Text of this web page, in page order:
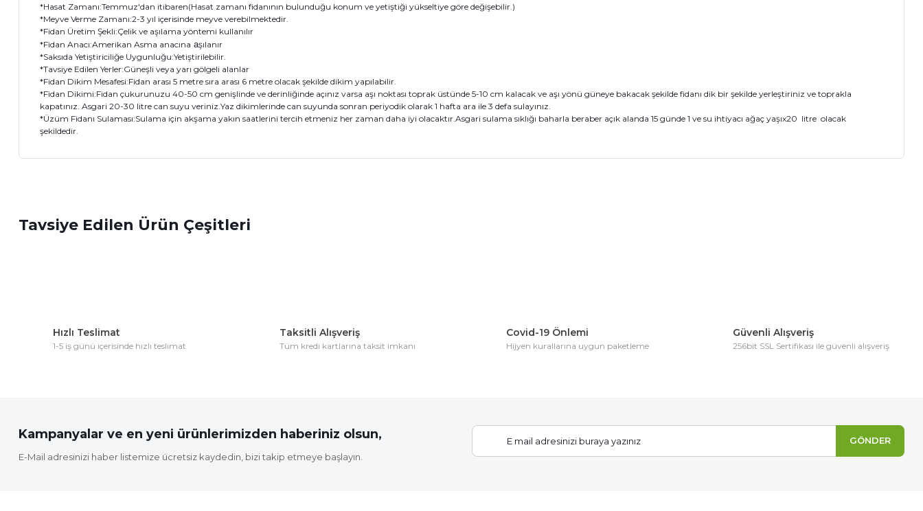
*Hasat Zamanı:Temmuz'dan itibaren(Hasat zamanı fidanının bulunduğu konum ve yetiştiği yükseltiye göre değişebilir.)
*Meyve Verme Zamanı:2-3 yıl içerisinde meyve verebilmektedir.
*Fidan Üretim Şekli:Çelik ve aşılama yöntemi kullanılır
*Fidan Anacı:Amerikan Asma anacına aşılanır
*Saksıda Yetiştiriciliğe Uygunluğu:Yetiştirilebilir.
*Tavsiye Edilen Yerler:Güneşli veya yarı gölgeli alanlar
*Fidan Dikim Mesafesi:Fidan arası 5 metre sıra arası 6 metre olacak şekilde dikim yapılabilir.
*Fidan Dikimi:Fidan çukurunuzu 40-50 cm genişlinde ve derinliğinde açınız varsa aşı noktası toprak üstünde 5-10 cm kalacak ve aşı yönü güneye bakacak şekilde fidanı dik bir şekilde yerleştiriniz ve toprakla
kapatınız. Asgari 20-30 litre can suyu veriniz.Yaz dikimlerinde can suyunda sonran periyodik olarak 1 hafta ara ile 3 defa sulayınız.
*Üzüm Fidanı Sulaması:Sulama için akşama yakın saatlerini tercih etmeniz her zaman daha iyi olacaktır.Asgari sulama sıklığı baharla beraber açık alanda 15 günde 1 ve su ihtiyacı ağaç yaşıx20 litre olacak
şekildedir.
Ürün resmi kalitesiz, bozuk veya görüntülenemiyor.
Tavsiye Edilen Ürün Çeşitleri
Hızlı Teslimat
1-5 iş günü içerisinde hızlı teslimat
Taksitli Alışveriş
Tüm kredi kartlarına taksit imkanı
Covid-19 Önlemi
Hijyen kurallarına uygun paketleme
Güvenli Alışveriş
256bit SSL Sertifikası ile güvenli alışveriş
Kampanyalar ve en yeni ürünlerimizden haberiniz olsun,
E-Mail adresinizi haber listemize ücretsiz kaydedin, bizi takip etmeye başlayın.
GÖNDER